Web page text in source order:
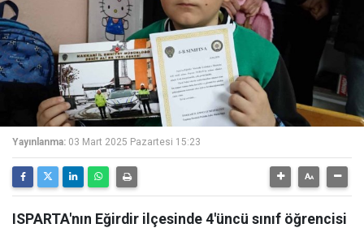
Yayınlanma: 03 Mart 2025 Pazartesi 15:23
ISPARTA'nın Eğirdir ilçesinde 4'üncü sınıf öğrencisi